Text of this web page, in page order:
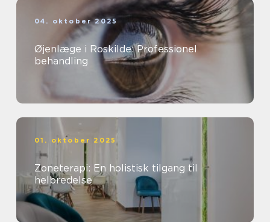
04. oktober 2025
Øjenlæge i Roskilde: Professionel
behandling
01. oktober 2025
Zoneterapi: En holistisk tilgang til
helbredelse